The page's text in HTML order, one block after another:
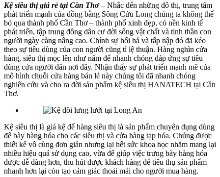
Kệ siêu thị giá rẻ tại Cần Thơ– Nhắc đến những đô thị, trung tâm
phát triển mạnh của đồng bằng Sông Cửu Long chúng ta không thể
bỏ qua thành phố Cần Thơ – thành phố xinh đẹp, có nền kinh tế
phát triển, tập trung đông dân cư đời sống vật chất và tinh thần con
người ngày càng nâng cao. Chính sự hối hả và tấp nập đó đã kéo
theo sự tiêu dùng của con người cũng tỉ lệ thuận. Hàng nghìn cửa
hàng, siêu thị mọc lên như nấm để nhanh chóng đáp ứng sự tiêu
dùng cửa người dân nơi đây. Nhận thấy sự phát triển mạnh mẽ của
mô hình chuỗi cửa hàng bán lẻ này chúng tôi đã nhanh chóng
nghiên cứu và cho ra đời sản phẩm kệ siêu thị HANATECH tại Cần
Thơ.
Kệ siêu thị là giá kệ để hàng siêu thị là sản phẩm chuyên dụng dùng
để bày hàng hóa cho các siêu thị và cửa hàng tạp hóa. Chúng được
thiết kế vô cùng đơn giản nhưng lại hết sức khoa học nhằm mang lại
nhiều hiệu quả sử dụng cao, vừa để giúp việc trưng bày hàng hóa
được dễ dàng hơn, thu hút được khách hàng để tiêu thụ sản phẩm
nhanh hơn lại còn tạo cảm giác thoải mái cho người mua hàng.